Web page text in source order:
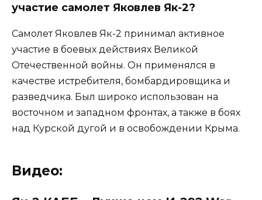
участие самолет Яковлев Як-2?
Самолет Яковлев Як-2 принимал активное
участие в боевых действиях Великой
Отечественной войны. Он применялся в
качестве истребителя, бомбардировщика и
разведчика. Был широко использован на
восточном и западном фронтах, а также в боях
над Курской дугой и в освобождении Крыма.
Видео: